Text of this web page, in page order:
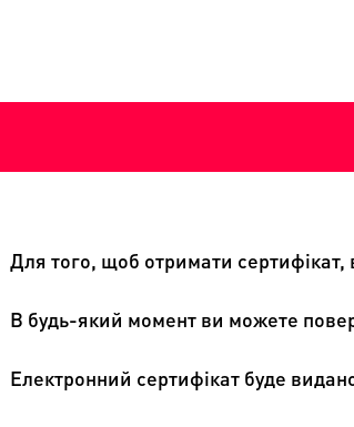
Для того, щоб отримати сертифікат,
В будь-який момент ви можете
Електронний сертифікат буде